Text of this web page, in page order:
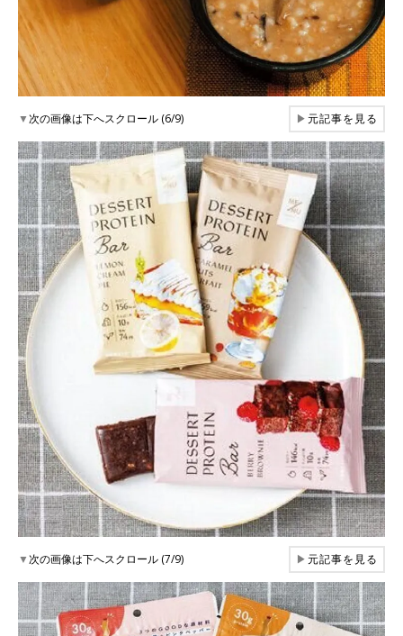
▼次の画像は下へスクロール (6/9) ▶元記事を見る
▼次の画像は下へスクロール (7/9) ▶元記事を見る